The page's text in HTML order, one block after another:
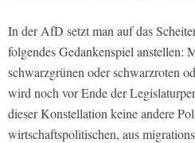
In der AfD setzt man auf das
folgendes Gedankenspiel anstellen:
schwarzgrünen oder schwarzroten
wird noch vor Ende der
dieser Konstellation keine andere
wirtschaftspolitischen, aus